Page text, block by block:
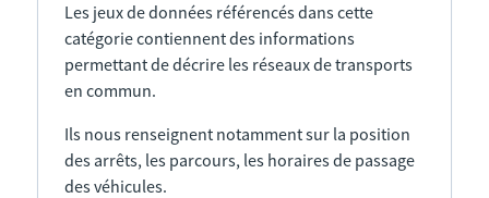
Les jeux de données référencés dans cette
catégorie contiennent des informations
permettant de décrire les réseaux de transports
en commun.
Ils nous renseignent notamment sur la position
des arrêts, les parcours, les horaires de passage
des véhicules.